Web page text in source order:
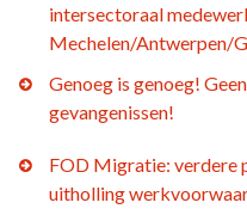
intersectoraal
Mechelen/Antwerpen/
Genoeg is genoeg!
gevangenissen!
FOD Migratie: verdere
uitholling